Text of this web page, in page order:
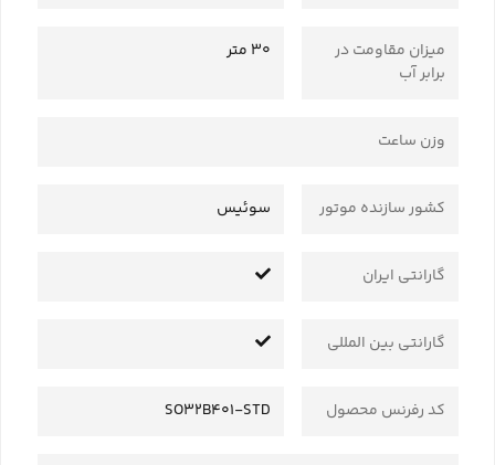
میزان مقاومت در
برابر آب
30 متر
وزن ساعت
کشور سازنده موتور سوئیس
گارانتی ایران
گارانتی بین المللی
کد رفرنس محصول SO32B401-STD